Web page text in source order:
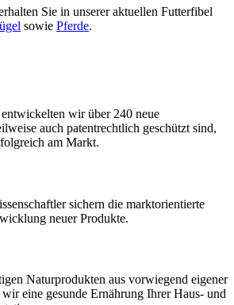
Sie in unserer aktuellen Futterfibel
sowie Pferde.
wir über 240 neue
auch patentrechtlich geschützt sind,
am Markt.
sichern die marktorientierte
neuer Produkte.
Naturprodukten aus vorwiegend eigener
eine gesunde Ernährung Ihrer Haus- und